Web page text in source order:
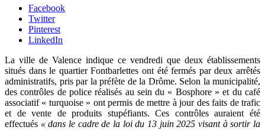
Facebook
Twitter
Pinterest
LinkedIn
La ville de Valence indique ce vendredi que deux établissements
situés dans le quartier Fontbarlettes ont été fermés par deux arrêtés
administratifs, pris par la préfète de la Drôme. Selon la municipalité,
des contrôles de police réalisés au sein du « Bosphore » et du café
associatif « turquoise » ont permis de mettre à jour des faits de trafic
et de vente de produits stupéfiants. Ces contrôles auraient été
effectués « dans le cadre de la loi du 13 juin 2025 visant à sortir la